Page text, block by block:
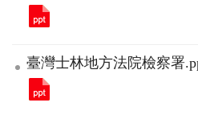
臺灣士林地方法院檢察署